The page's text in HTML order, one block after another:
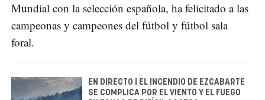
Mundial con la selección española, ha felicitado a las
campeonas y campeones del fútbol y fútbol sala
foral.
EN DIRECTO | EL INCENDIO DE EZCABARTE
SE COMPLICA POR EL VIENTO Y EL FUEGO